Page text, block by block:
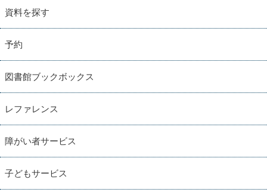
資料を探す
予約
図書館ブックボックス
レファレンス
障がい者サービス
子どもサービス